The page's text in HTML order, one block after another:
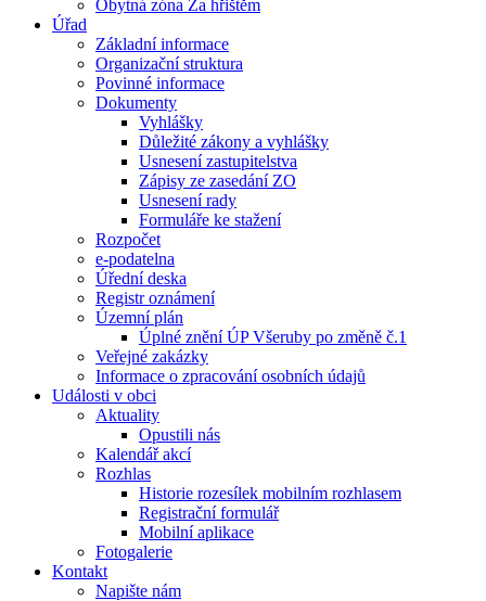
Obytná zóna Za hřištěm
Úřad
Základní informace
Organizační struktura
Povinné informace
Dokumenty
Vyhlášky
Důležité zákony a vyhlášky
Usnesení zastupitelstva
Zápisy ze zasedání ZO
Usnesení rady
Formuláře ke stažení
Rozpočet
e-podatelna
Úřední deska
Registr oznámení
Územní plán
Úplné znění ÚP Všeruby po změně č.1
Veřejné zakázky
Informace o zpracování osobních údajů
Události v obci
Aktuality
Opustili nás
Kalendář akcí
Rozhlas
Historie rozesílek mobilním rozhlasem
Registrační formulář
Mobilní aplikace
Fotogalerie
Kontakt
Napište nám